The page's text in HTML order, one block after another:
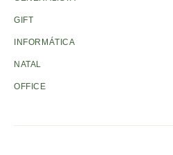
GIFT
INFORMÁTICA
NATAL
OFFICE